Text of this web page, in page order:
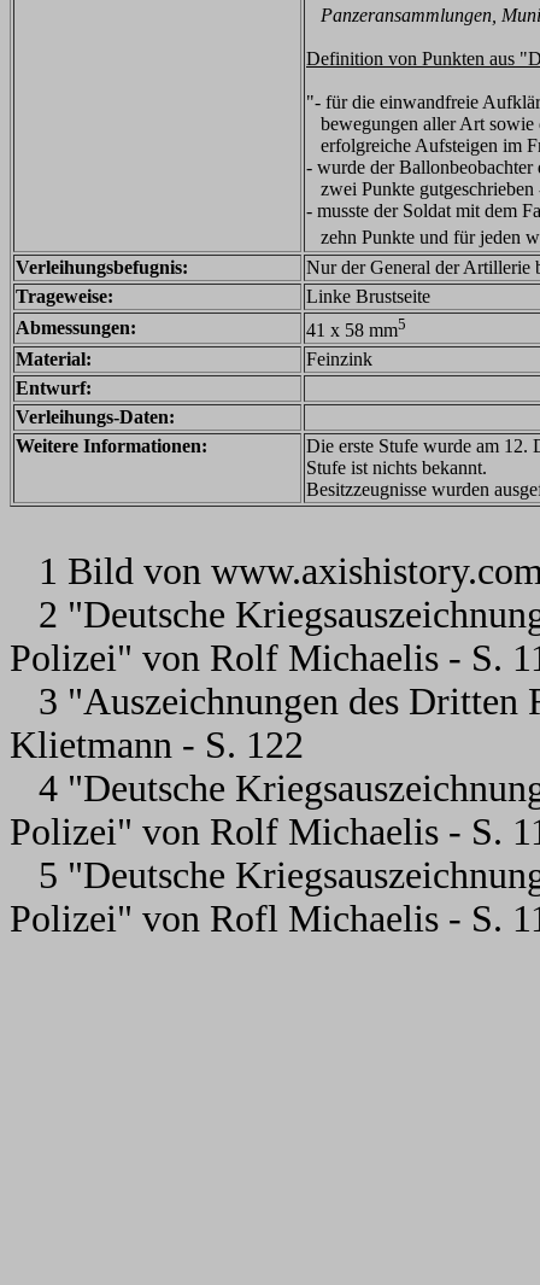
Panzeransammlungen,
Definition von Punkten aus
"- für die einwandfreie
bewegungen aller Art sowie
erfolgreiche Aufsteigen im
- wurde der
zwei Punkte gutgeschrieben
- musste der Soldat mit dem
zehn Punkte und für jeden
Verleihungsbefugnis:
Nur der General der Artillerie
Trageweise:
Linke Brustseite
Abmessungen:
41 x 58 mm5
Material:
Feinzink
Entwurf:
Verleihungs-Daten:
Weitere Informationen:
Die erste Stufe wurde am 12.
Stufe ist nichts bekannt.
Besitzzeugnisse wurden
1 Bild von
2 "Deutsche
Polizei" von Rolf Michaelis - S.
3 "Auszeichnungen des Dritten
Klietmann - S. 122
4 "Deutsche
Polizei" von Rolf Michaelis - S.
5 "Deutsche
Polizei" von Rofl Michaelis - S.